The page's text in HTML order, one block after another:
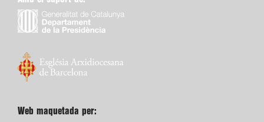
Web maquetada per: